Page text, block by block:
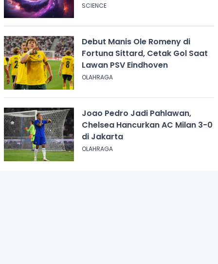
Ilmuwan Harvard
SCIENCE
Debut Manis Ole Romeny di
Fortuna Sittard, Cetak Gol Saat
Lawan PSV Eindhoven
OLAHRAGA
Joao Pedro Jadi Pahlawan,
Chelsea Hancurkan AC Milan 3-0
di Jakarta
OLAHRAGA